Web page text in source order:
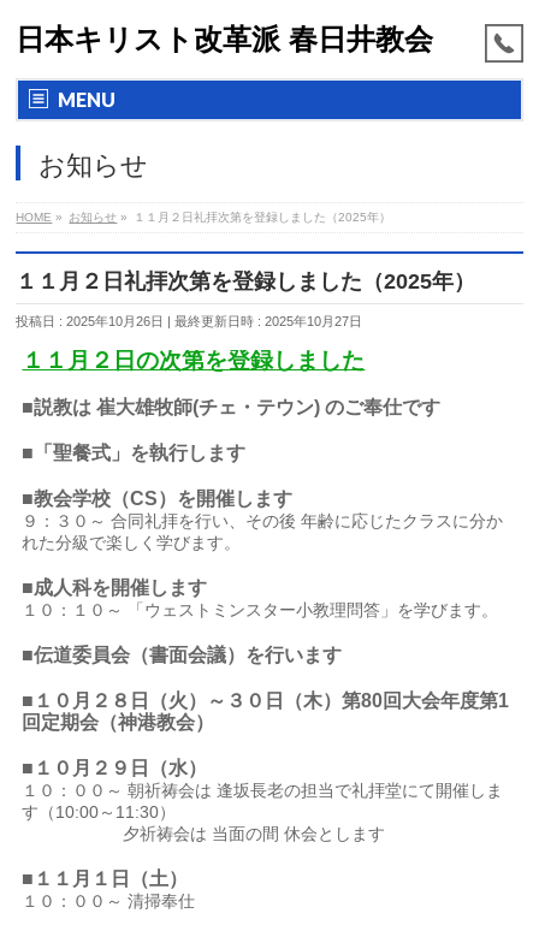
日本キリスト改革派 春日井教会
MENU
お知らせ
HOME » お知らせ » １１月２日礼拝次第を登録しました（2025年）
１１月２日礼拝次第を登録しました（2025年）
投稿日 : 2025年10月26日 最終更新日時 : 2025年10月27日
１１月２日の次第を登録しました
■説教は 崔大雄牧師(チェ・テウン) のご奉仕です
■「聖餐式」を執行します
■教会学校（CS）を開催します
９：３０～ 合同礼拝を行い、その後 年齢に応じたクラスに分か
れた分級で楽しく学びます。
■成人科を開催します
１０：１０～ 「ウェストミンスター小教理問答」を学びます。
■伝道委員会（書面会議）を行います
■１０月２８日（火）～３０日（木）第80回大会年度第1
回定期会（神港教会）
■１０月２９日（水）
１０：００～ 朝祈祷会は 逢坂長老の担当で礼拝堂にて開催しま
す（10:00～11:30）
夕祈祷会は 当面の間 休会とします
■１１月１日（土）
１０：００～ 清掃奉仕